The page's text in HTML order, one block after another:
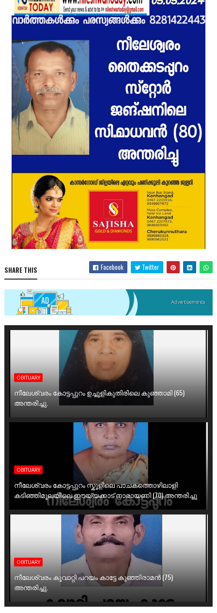
SHARE THIS Facebook Twitter
OBITUARY
നീലേശ്വരം കോട്ടപ്പുറം ഉച്ചൂളികുതിരിലെ കുഞ്ഞാമി (65)
അന്തരിച്ചു.
OBITUARY
നീലേശ്വരം കോട്ടപ്പുറം സ്കൂളിലെ പാചകത്തൊഴിലാളി
കടിഞ്ഞിമൂലയിലെ ഈയ്യക്കാട് നാരായണി (70) അന്തരിച്ചു
OBITUARY
നീലേശ്വരം കൂവാറ്റി പറയം കാട്ടേ കുഞ്ഞിരാമൻ (75)
അന്തരിച്ചു.